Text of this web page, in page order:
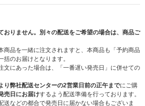
おりません。別々の配送をご希望の場合は、商品ご
商品を一緒に注文されますと、本商品も「予約商品
のお届けとなります。
文にあった場合は、「一番遅い発売日」に併せての
り弊社配送センターの2営業日前の正午までにご購
売日にお届けするよう配送準備を行っております。
などの都合で発売日に届かない場合もございま